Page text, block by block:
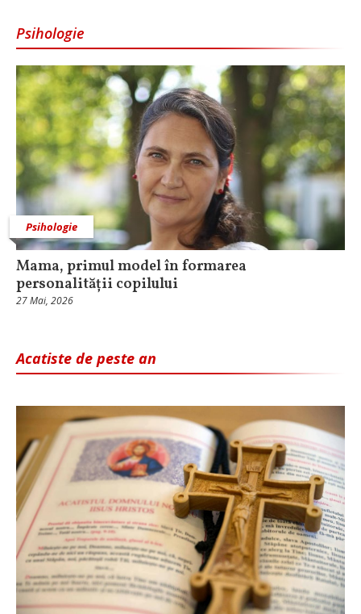
Psihologie
Psihologie
Mama, primul model în formarea
personalității copilului
27 Mai, 2026
Acatiste de peste an